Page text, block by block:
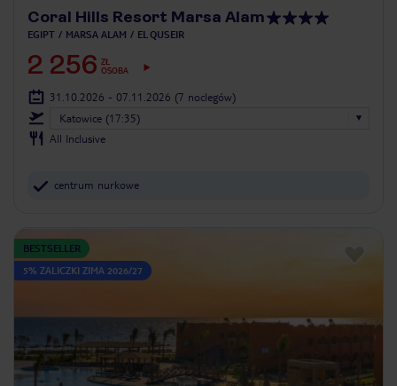
Coral Hills Resort Marsa Alam
EGIPT MARSA ALAM EL QUSEIR
2 256 ZŁ
OSOBA
31.10.2026 - 07.11.2026 (7 noclegów)
Katowice (17:35)
All Inclusive
centrum nurkowe
BESTSELLER
5% ZALICZKI ZIMA 2026/27